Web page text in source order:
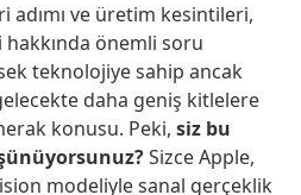
adımı ve üretim kesintileri,
hakkında önemli soru
teknolojiye sahip ancak
daha geniş kitlelere
konusu. Peki, siz bu
Sizce Apple,
modeliyle sanal gerçeklik